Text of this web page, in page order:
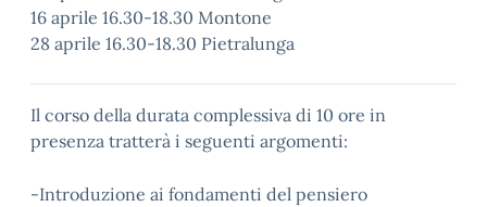
16 aprile 16.30-18.30 Montone
28 aprile 16.30-18.30 Pietralunga
Il corso della durata complessiva di 10 ore in
presenza tratterà i seguenti argomenti:
-Introduzione ai fondamenti del pensiero